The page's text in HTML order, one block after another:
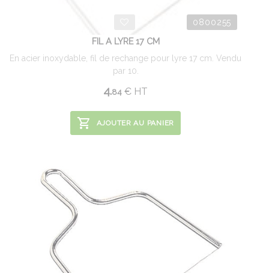
0800255
FIL A LYRE 17 CM
En acier inoxydable, fil de rechange pour lyre 17 cm. Vendu
par 10.
4.84 € HT
AJOUTER AU PANIER